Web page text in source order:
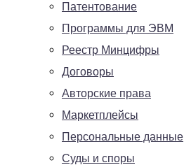
Патентование
Программы для ЭВМ
Реестр Минцифры
Договоры
Авторские права
Маркетплейсы
Персональные данные
Суды и споры